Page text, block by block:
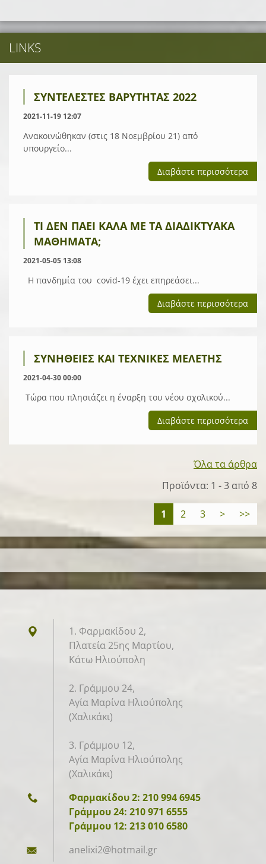
LINKS
ΣΥΝΤΕΛΕΣΤΕΣ ΒΑΡΥΤΗΤΑΣ 2022
2021-11-19 12:07
Ανακοινώθηκαν (στις 18 Νοεμβρίου 21) από
υπουργείο...
Διαβάστε περισσότερα
ΤΙ ΔΕΝ ΠΆΕΙ ΚΑΛΆ ΜΕ ΤΑ ΔΙΑΔΙΚΤΥΑΚΆ
ΜΑΘΉΜΑΤΑ;
2021-05-05 13:08
Η πανδημία του covid-19 έχει επηρεάσει...
Διαβάστε περισσότερα
ΣΥΝΉΘΕΙΕΣ ΚΑΙ ΤΕΧΝΙΚΈΣ ΜΕΛΈΤΗΣ
2021-04-30 00:00
Τώρα που πλησιάζει η έναρξη του νέου σχολικού...
Διαβάστε περισσότερα
Όλα τα άρθρα
Προϊόντα: 1 - 3 από 8
1 2 3 > >>
1. Φαρμακίδου 2,
Πλατεία 25ης Μαρτίου,
Κάτω Ηλιούπολη
2. Γράμμου 24,
Αγία Μαρίνα Ηλιούπολης
(Χαλικάκι)
3. Γράμμου 12,
Αγία Μαρίνα Ηλιούπολης
(Χαλικάκι)
Φαρμακίδου 2: 210 994 6945
Γράμμου 24: 210 971 6555
Γράμμου 12: 213 010 6580
anelixi2@hotmail.gr